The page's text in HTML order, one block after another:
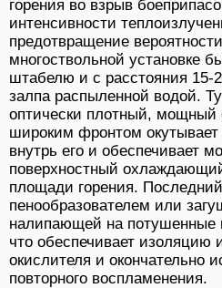
горения во взрыв
интенсивности
предотвращение
многоствольной установке
штабелю и с расстояния 15-
залпа распыленной водой.
оптически плотный, мощный
широким фронтом окутывает
внутрь его и обеспечивает
поверхностный
площади горения.
пенообразователем или
налипающей на потушенные
что обеспечивает изоляцию
окислителя и окончательно
повторного воспламенения.